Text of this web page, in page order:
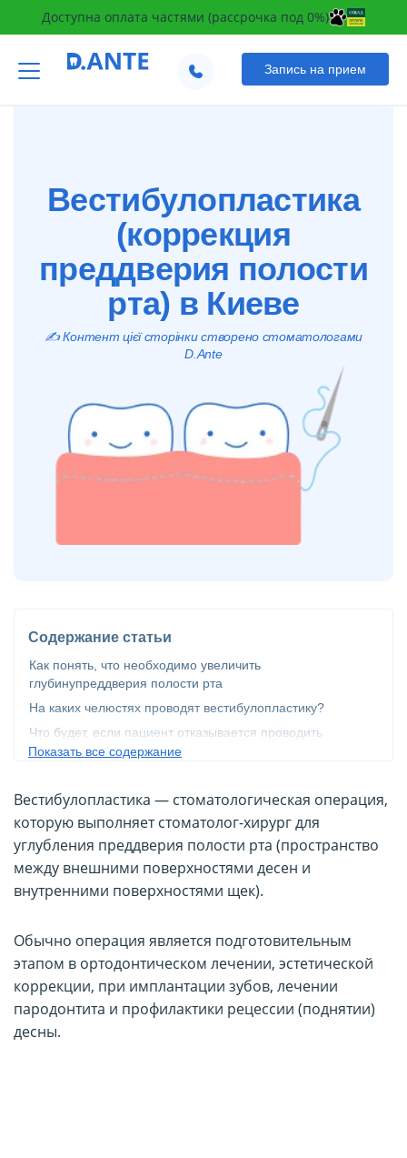
Доступна оплата частями (рассрочка под 0%)
Запись на прием
Вестибулопластика
(коррекция
преддверия полости
рта) в Киеве
✍️ Контент цієї сторінки створено стоматологами
D.Ante
Содержание статьи
Как понять, что необходимо увеличить
глубинупреддверия полости рта
На каких челюстях проводят вестибулопластику?
Что будет, если пациент отказывается проводить
операцию?
Противопоказания к проведению вестибулопластики
Виды вестибулопластики
Кому проводят вестибулопластику
Как проводят вестибулопластику
Сколько длится пластика преддверия полости рта
Возможные осложнения
Вестибулопластика в Киеве,стоимость услуги в
стоматологии D.Ante
Показать все содержание
Вестибулопластика — стоматологическая операция,
которую выполняет стоматолог-хирург для
углубления преддверия полости рта (пространство
между внешними поверхностями десен и
внутренними поверхностями щек).
Обычно операция является подготовительным
этапом в ортодонтическом лечении, эстетической
коррекции, при имплантации зубов, лечении
пародонтита и профилактики рецессии (поднятии)
десны.